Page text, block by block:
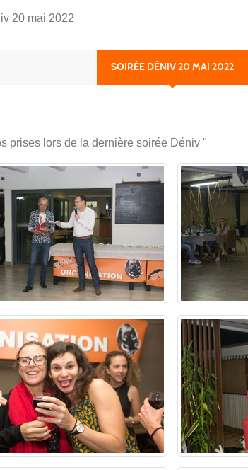
20 mai 2022
SOIRÉE DÉNIV 20 MAI 2022
prises lors de la dernière soirée Déniv "